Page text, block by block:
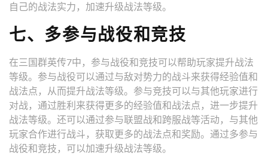
自己的战法实力，加速升级战法等级。
七、多参与战役和竞技
在三国群英传7中，参与战役和竞技可以帮助玩家提升战法
等级。参与战役可以通过与敌对势力的战斗来获得经验值和
战法点，从而提升战法等级。参与竞技可以与其他玩家进行
对战，通过胜利来获得更多的经验值和战法点，进一步提升
战法等级。还可以通过参与联盟战和跨服战等活动，与其他
玩家合作进行战斗，获取更多的战法点和奖励。通过多参与
战役和竞技，可以加速升级战法等级。